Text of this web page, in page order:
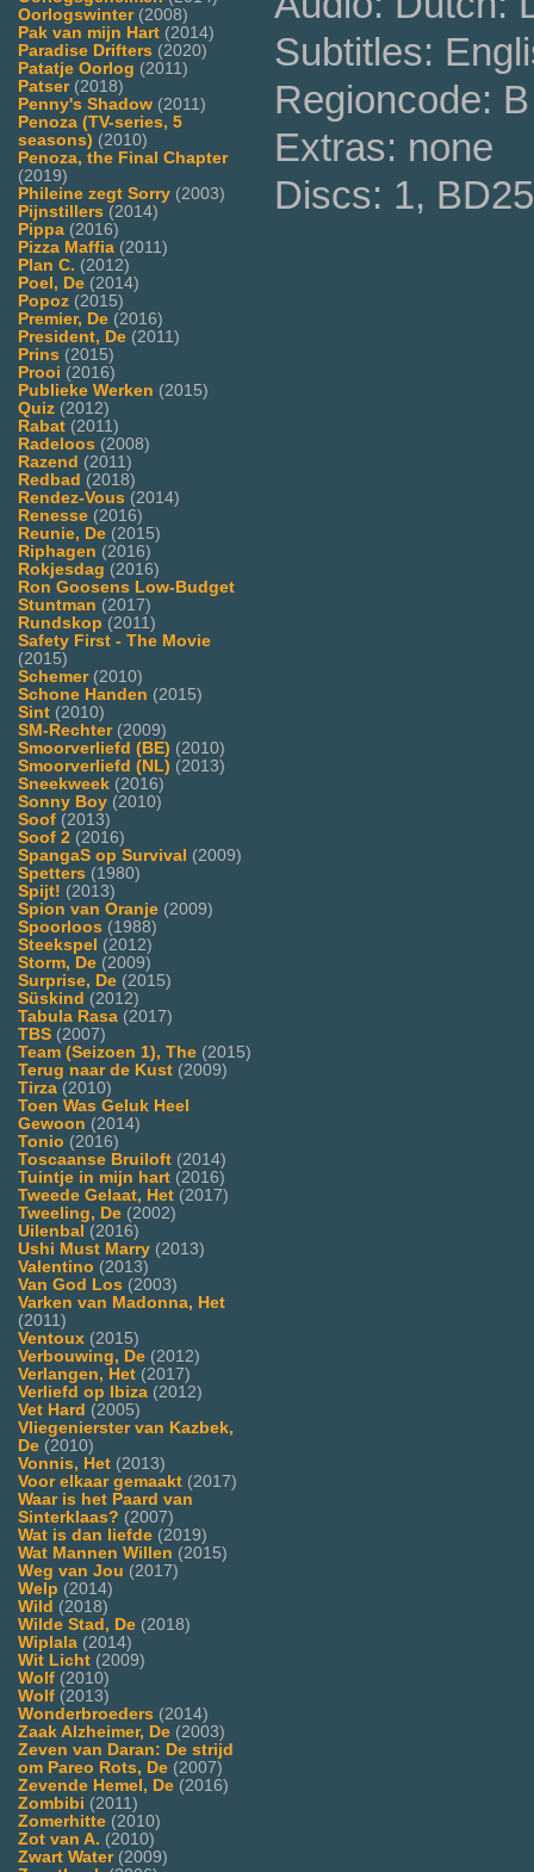
Oorlogswinter(2008)
Pak van mijn Hart (2014)
Paradise Drifters (2020)
Patatje Oorlog (2011)
Patser(2018)
Penny's Shadow (2011)
Penoza (TV-series, 5
seasons) (2010)
Penoza, the Final Chapter
(2019)
Phileine zegt Sorry (2003)
Pijnstillers (2014)
Pippa (2016)
Pizza Maffia (2011)
Plan C. (2012)
Poel, De (2014)
Popoz (2015)
Premier, De (2016)
President, De (2011)
Prins (2015)
Prooi (2016)
Publieke Werken (2015)
Quiz (2012)
Rabat (2011)
Radeloos (2008)
Razend (2011)
Redbad (2018)
Rendez-Vous (2014)
Renesse (2016)
Reunie, De (2015)
Riphagen (2016)
Rokjesdag (2016)
Ron Goosens Low-Budget
Stuntman (2017)
Rundskop (2011)
Safety First - The Movie
(2015)
Schemer(2010)
Schone Handen (2015)
Sint (2010)
SM-Rechter(2009)
Smoorverliefd (BE) (2010)
Smoorverliefd (NL) (2013)
Sneekweek (2016)
Sonny Boy (2010)
Soof (2013)
Soof 2 (2016)
SpangaS op Survival (2009)
Spetters (1980)
Spijt! (2013)
Spion van Oranje (2009)
Spoorloos (1988)
Steekspel (2012)
Storm, De (2009)
Surprise, De (2015)
Süskind (2012)
Tabula Rasa (2017)
TBS (2007)
Team (Seizoen 1), The (2015)
Terug naar de Kust (2009)
Tirza (2010)
Toen Was Geluk Heel
Gewoon (2014)
Tonio (2016)
Toscaanse Bruiloft (2014)
Tuintje in mijn hart (2016)
Tweede Gelaat, Het (2017)
Tweeling, De (2002)
Uilenbal (2016)
Ushi Must Marry (2013)
Valentino (2013)
Van God Los (2003)
Varken van Madonna, Het
(2011)
Ventoux (2015)
Verbouwing, De (2012)
Verlangen, Het (2017)
Verliefd op Ibiza (2012)
Vet Hard (2005)
Vliegenierster van Kazbek,
De (2010)
Vonnis, Het (2013)
Voor elkaar gemaakt (2017)
Waar is het Paard van
Sinterklaas? (2007)
Wat is dan liefde (2019)
Wat Mannen Willen (2015)
Weg van Jou (2017)
Welp (2014)
Wild (2018)
Wilde Stad, De (2018)
Wiplala (2014)
Wit Licht (2009)
Wolf (2010)
Wolf (2013)
Wonderbroeders (2014)
Zaak Alzheimer, De (2003)
Zeven van Daran: De strijd
om Pareo Rots, De (2007)
Zevende Hemel, De (2016)
Zombibi (2011)
Zomerhitte (2010)
Zot van A. (2010)
Zwart Water(2009)
Subtitles:
Regioncode:
Extras: none
Discs: 1, BD25